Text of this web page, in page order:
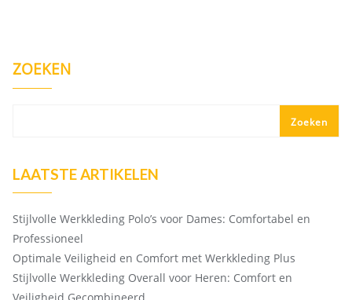
ZOEKEN
Zoeken
LAATSTE ARTIKELEN
Stijlvolle Werkkleding Polo’s voor Dames: Comfortabel en
Professioneel
Optimale Veiligheid en Comfort met Werkkleding Plus
Stijlvolle Werkkleding Overall voor Heren: Comfort en